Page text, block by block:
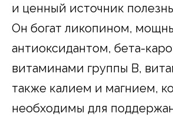
и ценный источник
Он богат ликопином,
антиоксидантом, бета-
витаминами группы B,
также калием и магнием,
необходимы для